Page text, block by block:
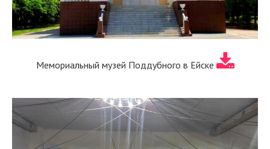
Мемориальный музей Поддубного в Ейске